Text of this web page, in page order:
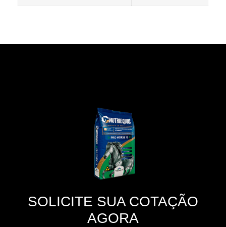
SOLICITE SUA COTAÇÃO
AGORA